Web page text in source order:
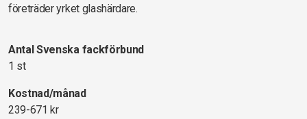
företräder yrket glashärdare.
Antal Svenska fackförbund
1 st
Kostnad/månad
239-671 kr